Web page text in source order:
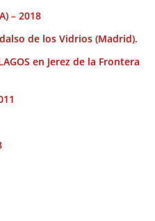
– 2018
de los Vidrios (Madrid).
en Jerez de la Frontera